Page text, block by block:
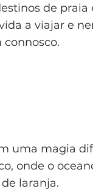
de
a viajar e
uma magia
onde o
laranja.